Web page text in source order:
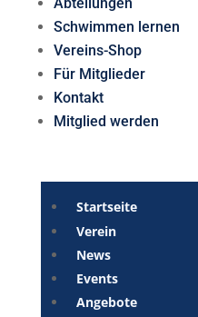
Schwimmen lernen
Vereins-Shop
Für Mitglieder
Kontakt
Mitglied werden
Startseite
Verein
News
Events
Angebote